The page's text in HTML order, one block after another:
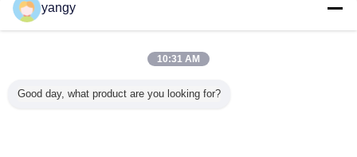
ΠερισσότεροιΛεπτές λεπίδες πριονιών Kerf
yangy
10:31 AM
Good day, what product are you looking for?